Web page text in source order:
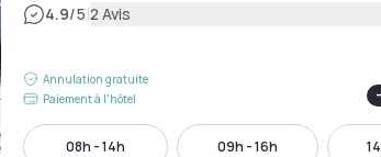
4.9/5|2 Avis
Annulation gratuite
Paiement à l'hôtel
-
08h - 14h 09h - 16h